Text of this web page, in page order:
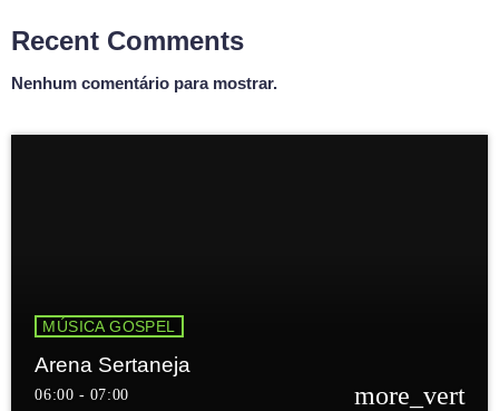
Recent Comments
Nenhum comentário para mostrar.
MÚSICA GOSPEL
Arena Sertaneja
06:00 - 07:00 more_vert